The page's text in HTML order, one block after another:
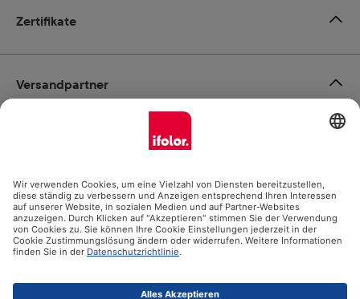
Zertifikate
Zahlungsmöglichkeiten
Social Media
Versandpartner